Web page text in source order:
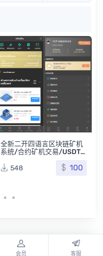
全新二开四语言区块链矿机
系统/合约矿机交易/USDT
548
100
会员 客服